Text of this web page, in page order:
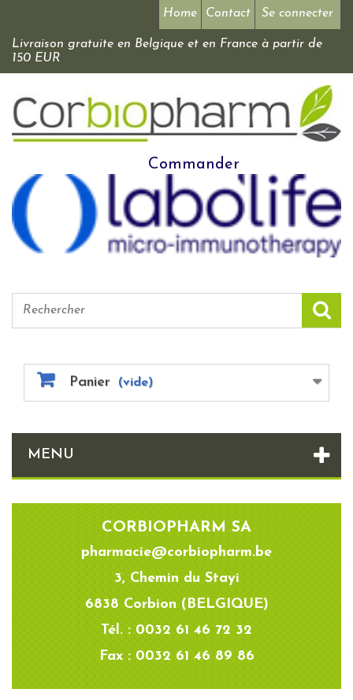
Se connecter
Home Contact
Livraison gratuite en Belgique et en France à partir de
150 EUR
Commander
Panier (vide)
MENU
CORBIOPHARM SA
pharmacie@corbiopharm.be
3, Chemin du Stayi
6838 Corbion (BELGIQUE)
Tél. : 0032 61 46 72 32
Fax : 0032 61 46 89 86